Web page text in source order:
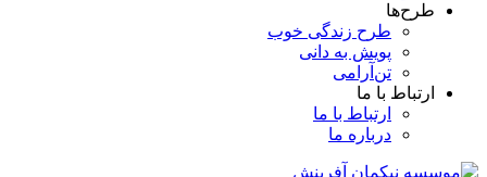
طرح‌ها
طرح زندگی خوب
پویش به دانی
تن‌آرامی
ارتباط با ما
ارتباط با ما
درباره ما